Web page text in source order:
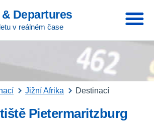
Departures
v reálném čase
Jižní Afrika Destinací
Pietermaritzburg